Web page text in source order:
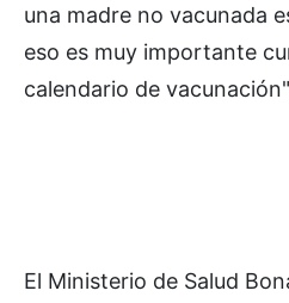
una madre no vacunada
eso es muy importante
calendario de
El Ministerio de Salud